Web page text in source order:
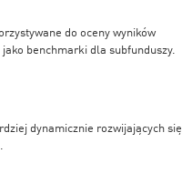
do oceny wyników
benchmarki dla subfunduszy.
dynamicznie rozwijających się